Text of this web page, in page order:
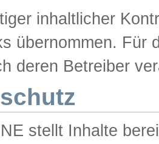
inhaltlicher
übernommen. Für
deren Betreiber
stellt Inhalte